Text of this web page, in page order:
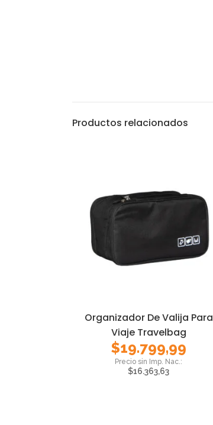
Productos relacionados
Organizador De Valija Para
Viaje Travelbag
$19.799,99
$16.363,63